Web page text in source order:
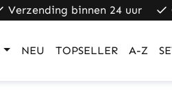
Verzending binnen 24 uur
NEU TOPSELLER A-Z